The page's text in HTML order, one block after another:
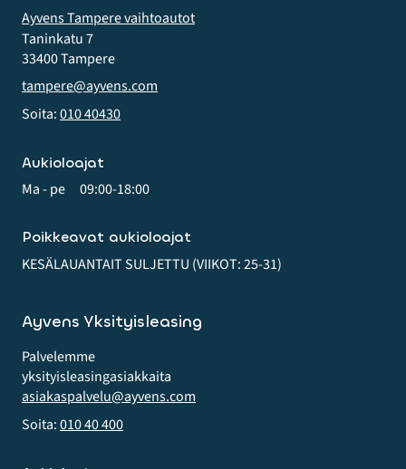
Ayvens Tampere vaihtoautot
Taninkatu 7
33400 Tampere
tampere@ayvens.com
Soita:010 40430
Aukioloajat
Ma - pe 09:00-18:00
Poikkeavat aukioloajat
KESÄLAUANTAIT SULJETTU (VIIKOT: 25-31)
Ayvens Yksityisleasing
Palvelemme
yksityis­leasing­asiakkaita
asiakaspalvelu@ayvens.com
Soita:010 40 400